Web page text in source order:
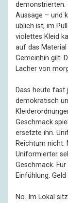
demonstrierten.
Aussage – und
üblich ist, im
violettes Kleid
auf das
Gemeinhin gilt:
Lacher von
Dass heute fast
demokratisch
Geschmack
ersetzte ihn.
Reichtum nicht.
Uniformierter
Geschmack.
Einfühlung,
Nö. Im Lokal